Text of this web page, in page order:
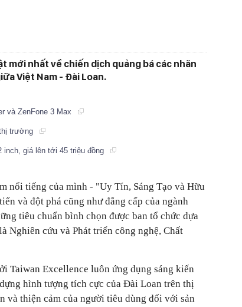
mới nhất về chiến dịch quảng bá các nhãn
Việt Nam - Đài Loan.
và ZenFone 3 Max
trường
inch, giá lên tới 45 triệu đồng
nổi tiếng của mình - "Uy Tín, Sáng Tạo và Hữu
và đột phá cũng như đẳng cấp của ngành
tiêu chuẩn bình chọn được ban tổ chức dựa
Nghiên cứu và Phát triển công nghệ, Chất
Taiwan Excellence luôn ứng dụng sáng kiến
hình tượng tích cực của Đài Loan trên thị
và thiện cảm của người tiêu dùng đối với sản